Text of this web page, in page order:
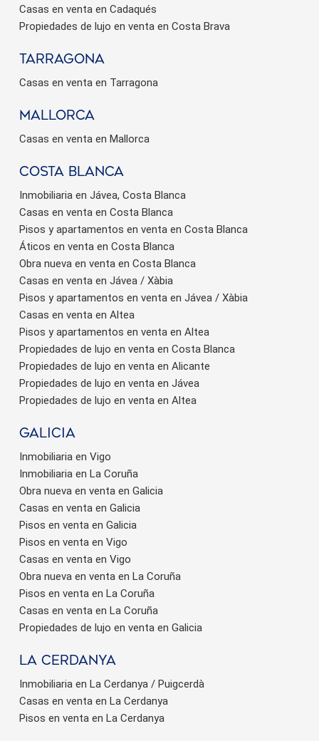
Casas en venta en Cadaqués
Propiedades de lujo en venta en Costa Brava
Tarragona
Casas en venta en Tarragona
Mallorca
Casas en venta en Mallorca
Costa Blanca
Inmobiliaria en Jávea, Costa Blanca
Casas en venta en Costa Blanca
Pisos y apartamentos en venta en Costa Blanca
Áticos en venta en Costa Blanca
Obra nueva en venta en Costa Blanca
Casas en venta en Jávea / Xàbia
Pisos y apartamentos en venta en Jávea / Xàbia
Casas en venta en Altea
Pisos y apartamentos en venta en Altea
Propiedades de lujo en venta en Costa Blanca
Propiedades de lujo en venta en Alicante
Propiedades de lujo en venta en Jávea
Propiedades de lujo en venta en Altea
Galicia
Inmobiliaria en Vigo
Inmobiliaria en La Coruña
Obra nueva en venta en Galicia
Casas en venta en Galicia
Pisos en venta en Galicia
Pisos en venta en Vigo
Casas en venta en Vigo
Obra nueva en venta en La Coruña
Pisos en venta en La Coruña
Casas en venta en La Coruña
Propiedades de lujo en venta en Galicia
La Cerdanya
Inmobiliaria en La Cerdanya / Puigcerdà
Casas en venta en La Cerdanya
Pisos en venta en La Cerdanya